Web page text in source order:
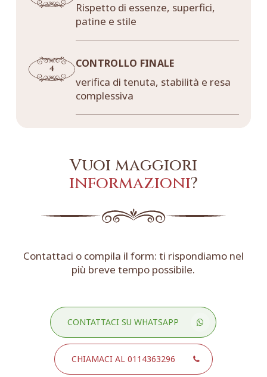
Rispetto di essenze, superfici,
patine e stile
CONTROLLO FINALE
verifica di tenuta, stabilità e resa
complessiva
Vuoi maggiori
informazioni?
Contattaci o compila il form: ti rispondiamo nel
più breve tempo possibile.
CONTATTACI SU WHATSAPP
CHIAMACI AL 0114363296